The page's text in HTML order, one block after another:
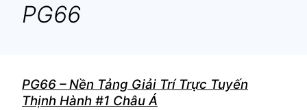
PG66
PG66 – Nền Tảng Giải Trí Trực Tuyến
Thịnh Hành #1 Châu Á